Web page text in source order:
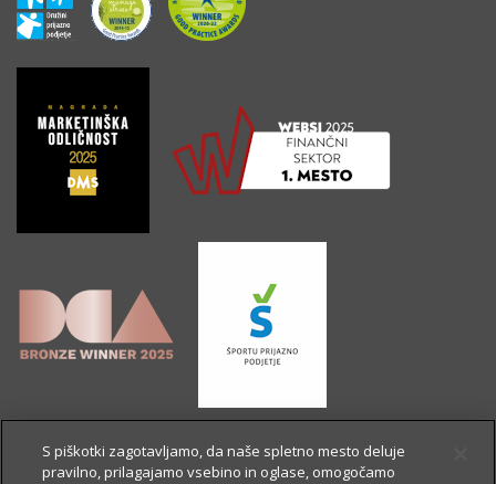
S piškotki zagotavljamo, da naše spletno mesto deluje
pravilno, prilagajamo vsebino in oglase, omogočamo